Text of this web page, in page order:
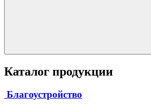
Каталог продукции
Благоустройство